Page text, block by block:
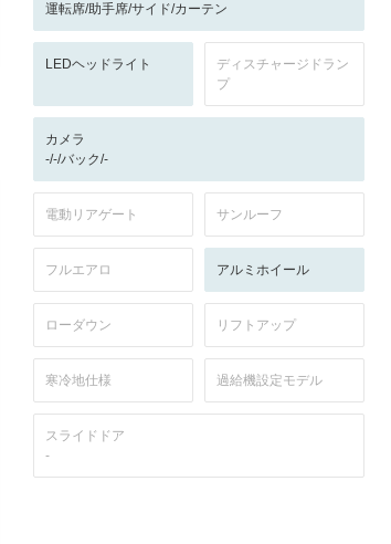
運転席/助手席/サイド/カーテン
LEDヘッドライト
ディスチャージドラン
プ
カメラ
-/-/バック/-
電動リアゲート サンルーフ
フルエアロ アルミホイール
ローダウン リフトアップ
寒冷地仕様 過給機設定モデル
スライドドア
-